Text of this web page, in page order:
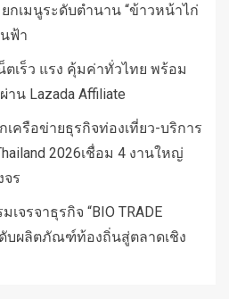
กเมนูระดับตำนาน “ข้าวหน้าไก่
ฟ้า
ตเร็ว แรง คุ้มค่าทั่วไทย พร้อม
าน Lazada Affiliate
ครือข่ายธุรกิจท่องเที่ยว-บริการ
2026เชื่อม 4 งานใหญ่
จร
จรจาธุรกิจ “BIO TRADE
ดับผลิตภัณฑ์ท้องถิ่นสู่ตลาดเชิง